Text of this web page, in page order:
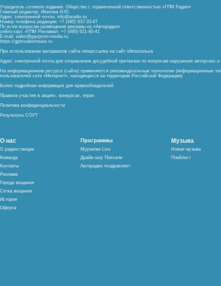
Учредитель сетевого издания: Общество с ограниченной ответственностью «ГПМ Радио»
Главный редактор: Ипатова И.Ю.
Адрес электронной почты: info@aradio.ru
Номер телефона редакции: +7 (495) 937-33-67
По всем вопросам размещения рекламы на «Авторадио»
сейлз-хаус «ГПМ Реклама»: +7 (495) 921-40-41
E-mail: sales@gazprom-media.ru
https://gpmsaleshouse.ru
При использовании материалов сайта гиперссылка на сайт обязательна
Адрес электронной почты для отправления досудебной претензии по вопросам нарушения авторских
На информационном ресурсе (сайте) применяются рекомендательные технологии (информационные
пользователей сети «Интернет», находящихся на территории Российской Федерации)
Более подробная информация для правообладателей
Правила участия в акциях, конкурсах, играх
Политика конфиденциальности
Результаты СОУТ
О нас
О радиостанции
Команда
Контакты
Реклама
Города вещания
Сетка вещания
История
Оферта
Программы
Мурзилки Live
Драйв-шоу Поехали
Авторадио поздравляет
Музыка
Новая музыка
Плейлист